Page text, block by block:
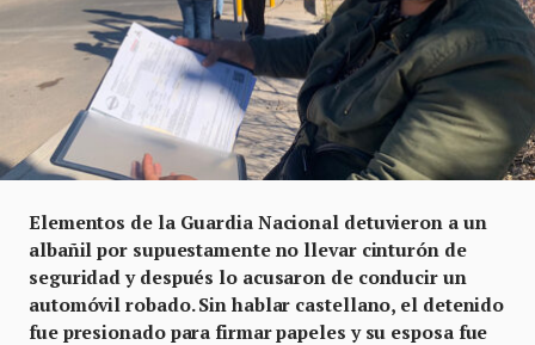
Elementos de la Guardia Nacional detuvieron a un
albañil por supuestamente no llevar cinturón de
seguridad y después lo acusaron de conducir un
automóvil robado. Sin hablar castellano, el detenido
fue presionado para firmar papeles y su esposa fue